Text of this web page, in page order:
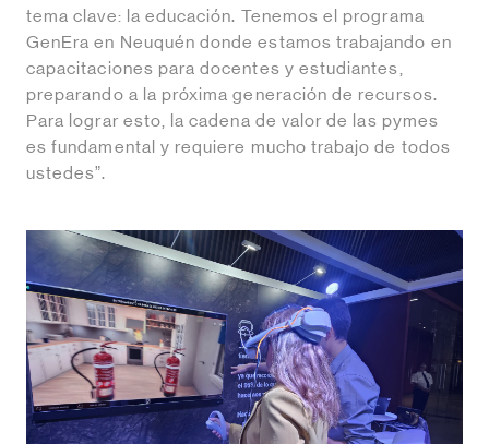
tema clave: la educación. Tenemos el programa
GenEra en Neuquén donde estamos trabajando en
capacitaciones para docentes y estudiantes,
preparando a la próxima generación de recursos.
Para lograr esto, la cadena de valor de las pymes
es fundamental y requiere mucho trabajo de todos
ustedes”.